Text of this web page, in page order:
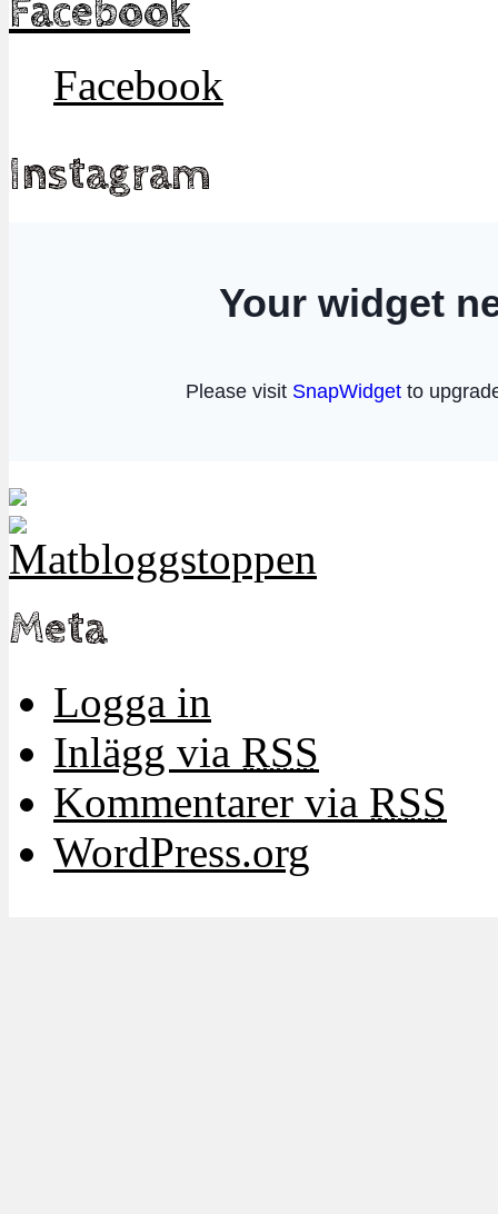
Facebook
Facebook
Instagram
Meta
Logga in
Inlägg via RSS
Kommentarer via RSS
WordPress.org